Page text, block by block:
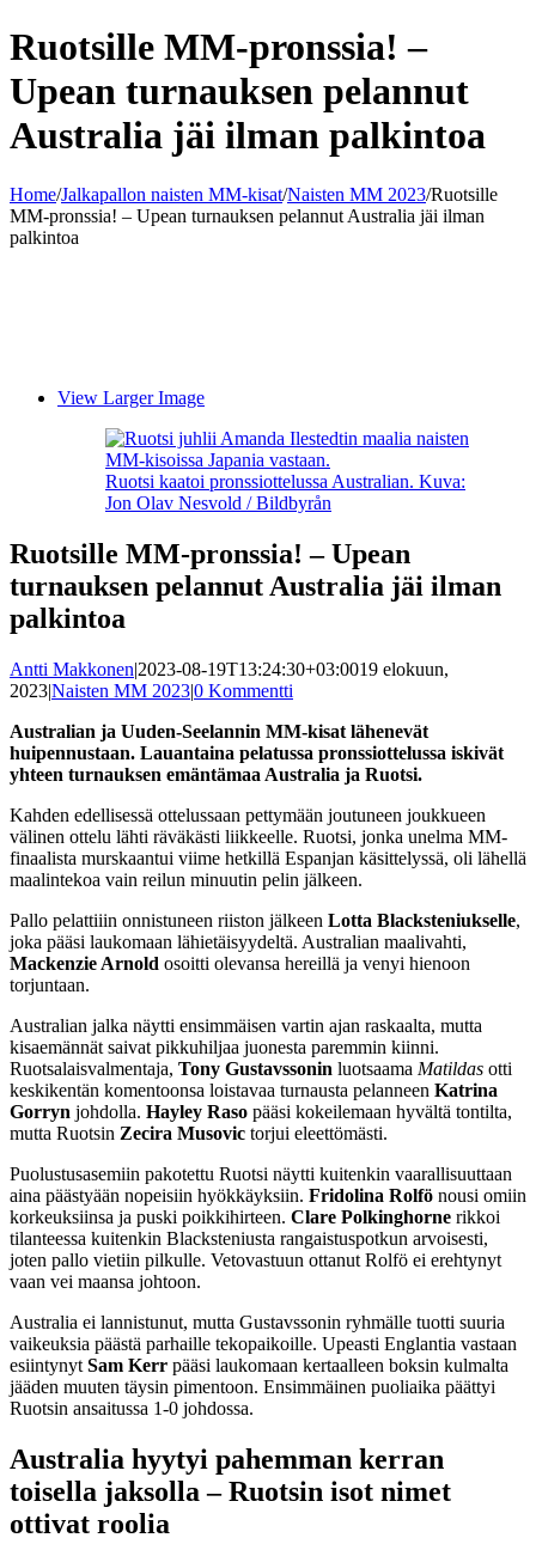
Ruotsille MM-pronssia! –
Upean turnauksen pelannut
Australia jäi ilman palkintoa
Home/Jalkapallon naisten MM-kisat/Naisten MM 2023/Ruotsille
MM-pronssia! – Upean turnauksen pelannut Australia jäi ilman
palkintoa
View Larger Image
Ruotsi kaatoi pronssiottelussa Australian. Kuva:
Jon Olav Nesvold / Bildbyrån
Ruotsille MM-pronssia! – Upean
turnauksen pelannut Australia jäi ilman
palkintoa
Antti Makkonen|2023-08-19T13:24:30+03:0019 elokuun,
2023|Naisten MM 2023|0 Kommentti
Australian ja Uuden-Seelannin MM-kisat lähenevät
huipennustaan. Lauantaina pelatussa pronssiottelussa iskivät
yhteen turnauksen emäntämaa Australia ja Ruotsi.
Kahden edellisessä ottelussaan pettymään joutuneen joukkueen
välinen ottelu lähti räväkästi liikkeelle. Ruotsi, jonka unelma MM-
finaalista murskaantui viime hetkillä Espanjan käsittelyssä, oli lähellä
maalintekoa vain reilun minuutin pelin jälkeen.
Pallo pelattiiin onnistuneen riiston jälkeen Lotta Blacksteniukselle,
joka pääsi laukomaan lähietäisyydeltä. Australian maalivahti,
Mackenzie Arnold osoitti olevansa hereillä ja venyi hienoon
torjuntaan.
Australian jalka näytti ensimmäisen vartin ajan raskaalta, mutta
kisaemännät saivat pikkuhiljaa juonesta paremmin kiinni.
Ruotsalaisvalmentaja, Tony Gustavssonin luotsaama Matildas otti
keskikentän komentoonsa loistavaa turnausta pelanneen Katrina
Gorryn johdolla. Hayley Raso pääsi kokeilemaan hyvältä tontilta,
mutta Ruotsin Zecira Musovic torjui eleettömästi.
Puolustusasemiin pakotettu Ruotsi näytti kuitenkin vaarallisuuttaan
aina päästyään nopeisiin hyökkäyksiin. Fridolina Rolfö nousi omiin
korkeuksiinsa ja puski poikkihirteen. Clare Polkinghorne rikkoi
tilanteessa kuitenkin Blacksteniusta rangaistuspotkun arvoisesti,
joten pallo vietiin pilkulle. Vetovastuun ottanut Rolfö ei erehtynyt
vaan vei maansa johtoon.
Australia ei lannistunut, mutta Gustavssonin ryhmälle tuotti suuria
vaikeuksia päästä parhaille tekopaikoille. Upeasti Englantia vastaan
esiintynyt Sam Kerr pääsi laukomaan kertaalleen boksin kulmalta
jääden muuten täysin pimentoon. Ensimmäinen puoliaika päättyi
Ruotsin ansaitussa 1-0 johdossa.
Australia hyytyi pahemman kerran
toisella jaksolla – Ruotsin isot nimet
ottivat roolia